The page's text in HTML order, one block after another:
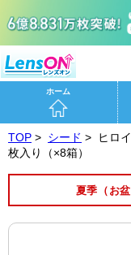
ホーム
TOP > シード >
ヒロ
枚入り（×8箱）
夏季（お